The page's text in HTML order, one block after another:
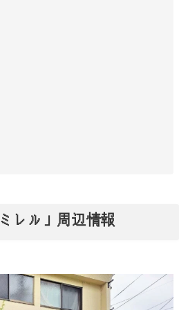
レル」周辺情報